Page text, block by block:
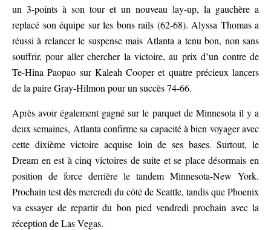
un 3-points à son tour et un nouveau lay-up, la gauchère a
replacé son équipe sur les bons rails (62-68). Alyssa Thomas a
réussi à relancer le suspense mais Atlanta a tenu bon, non sans
souffrir, pour aller chercher la victoire, au prix d’un contre de
Te-Hina Paopao sur Kaleah Cooper et quatre précieux lancers
de la paire Gray-Hilmon pour un succès 74-66.
Après avoir également gagné sur le parquet de Minnesota il y a
deux semaines, Atlanta confirme sa capacité à bien voyager avec
cette dixième victoire acquise loin de ses bases. Surtout, le
Dream en est à cinq victoires de suite et se place désormais en
position de force derrière le tandem Minnesota-New York.
Prochain test dès mercredi du côté de Seattle, tandis que Phoenix
va essayer de repartir du bon pied vendredi prochain avec la
réception de Las Vegas.